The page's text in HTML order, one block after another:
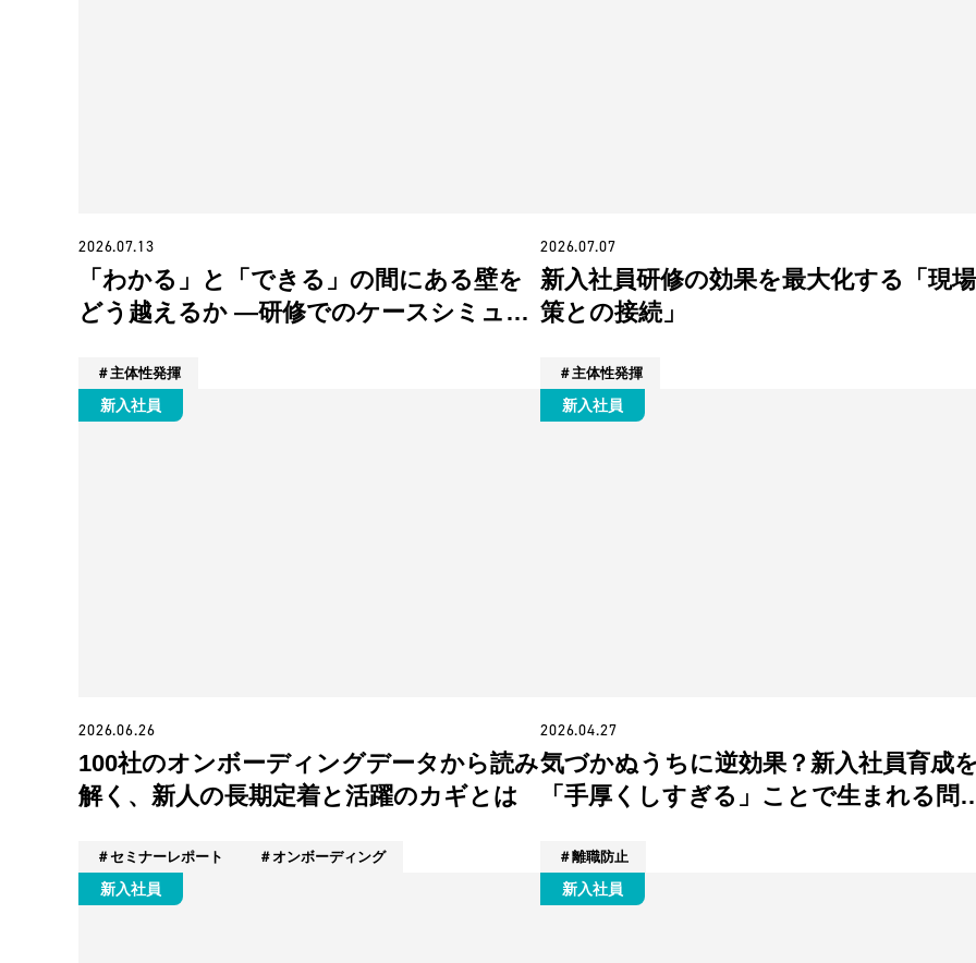
2026.07.13
「わかる」と「できる」の間にある壁を
どう越えるか ―研修でのケースシミュレ
主体性発揮
2026.07.07
新入社員研修の効果を最大化する「現
策との接続」
主体性発揮
新入社員
2026.06.26
100社のオンボーディングデータから読み
解く、新人の長期定着と活躍のカギとは
セミナーレポート オンボーディング
新入社員
2026.04.27
気づかぬうちに逆効果？新入社員育成
「手厚くしすぎる」ことで生まれる問
離職防止
新入社員 新入社員